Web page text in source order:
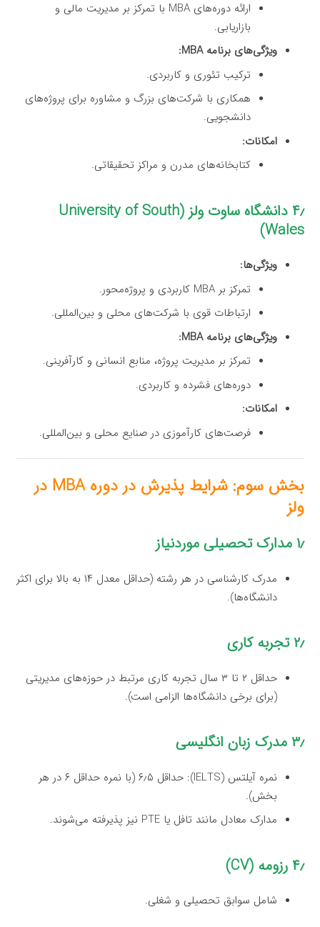
ارائه دوره‌های MBA با تمرکز بر مدیریت مالی و
بازاریابی.
ویژگی‌های برنامه MBA:
ترکیب تئوری و کاربردی.
همکاری با شرکت‌های بزرگ و مشاوره برای پروژه‌های
دانشجویی.
امکانات:
کتابخانه‌های مدرن و مراکز تحقیقاتی.
۴٫ دانشگاه ساوت ولز (University of South
Wales)
ویژگی‌ها:
تمرکز بر MBA کاربردی و پروژه‌محور.
ارتباطات قوی با شرکت‌های محلی و بین‌المللی.
ویژگی‌های برنامه MBA:
تمرکز بر مدیریت پروژه، منابع انسانی و کارآفرینی.
دوره‌های فشرده و کاربردی.
امکانات:
فرصت‌های کارآموزی در صنایع محلی و بین‌المللی.
بخش سوم: شرایط پذیرش در دوره MBA در
ولز
۱٫ مدارک تحصیلی موردنیاز
مدرک کارشناسی در هر رشته (حداقل معدل ۱۴ به بالا برای اکثر
دانشگاه‌ها).
۲٫ تجربه کاری
حداقل ۲ تا ۳ سال تجربه کاری مرتبط در حوزه‌های مدیریتی
(برای برخی دانشگاه‌ها الزامی است).
۳٫ مدرک زبان انگلیسی
نمره آیلتس (IELTS): حداقل ۶٫۵ (با نمره حداقل ۶ در هر
بخش).
مدارک معادل مانند تافل یا PTE نیز پذیرفته می‌شوند.
۴٫ رزومه (CV)
شامل سوابق تحصیلی و شغلی.